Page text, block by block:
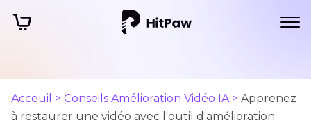
Acceuil > Conseils Amélioration Vidéo IA > Apprenez
à restaurer une vidéo avec l'outil d'amélioration